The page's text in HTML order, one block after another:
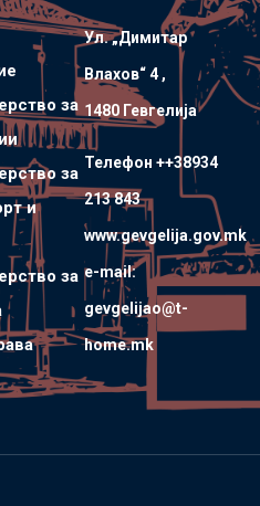
за
за
и
за
Ул. „Димитар
Влахов“ 4 ,
1480 Гевгелијa
Телефон ++38934
213 843
www.gevgelija.gov.mk
e-mail:
gevgelijao@t-
home.mk